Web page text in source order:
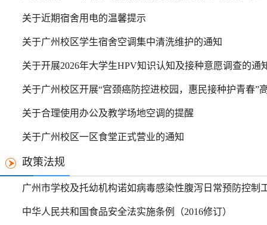
关于近期宿舍用电的温馨提示
关于广州校区学生宿舍空调集中清洗维护的通知
关于开展2026年大学生HPV知识认知及接种意愿调查的通
关于广州校区开展“宫颈癌防控进校园，惠民接种护青春”
关于合理使用办公及教学场地空调的提醒
关于广州校区一区食堂正式营业的通知
政策法规
广州市学校及托幼机构诺如病毒感染性腹泻日常预防控制
中华人民共和国食品安全法实施条例（2016修订）